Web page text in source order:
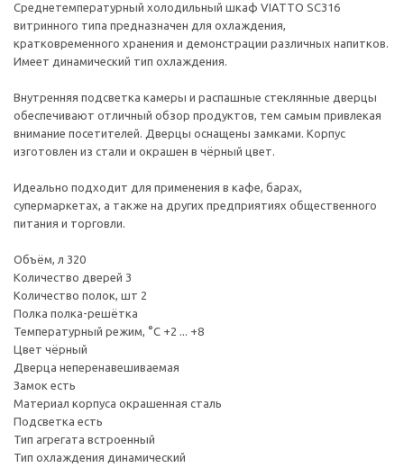
Среднетемпературный холодильный шкаф VIATTO SC316
витринного типа предназначен для охлаждения,
кратковременного хранения и демонстрации различных напитков.
Имеет динамический тип охлаждения.
Внутренняя подсветка камеры и распашные стеклянные дверцы
обеспечивают отличный обзор продуктов, тем самым привлекая
внимание посетителей. Дверцы оснащены замками. Корпус
изготовлен из стали и окрашен в чёрный цвет.
Идеально подходит для применения в кафе, барах,
супермаркетах, а также на других предприятиях общественного
питания и торговли.
Объём, л 320
Количество дверей 3
Количество полок, шт 2
Полка полка-решётка
Температурный режим, °C +2 ... +8
Цвет чёрный
Дверца неперенавешиваемая
Замок есть
Материал корпуса окрашенная сталь
Подсветка есть
Тип агрегата встроенный
Тип охлаждения динамический